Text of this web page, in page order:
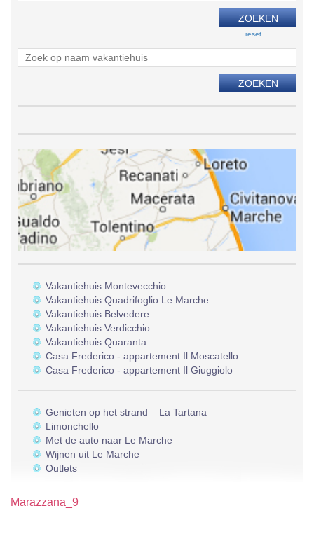
reset
Vakantiehuis Montevecchio
Vakantiehuis Quadrifoglio Le Marche
Vakantiehuis Belvedere
Vakantiehuis Verdicchio
Vakantiehuis Quaranta
Casa Frederico - appartement Il Moscatello
Casa Frederico - appartement Il Giuggiolo
Genieten op het strand – La Tartana
Limonchello
Met de auto naar Le Marche
Wijnen uit Le Marche
Outlets
Marazzana_9